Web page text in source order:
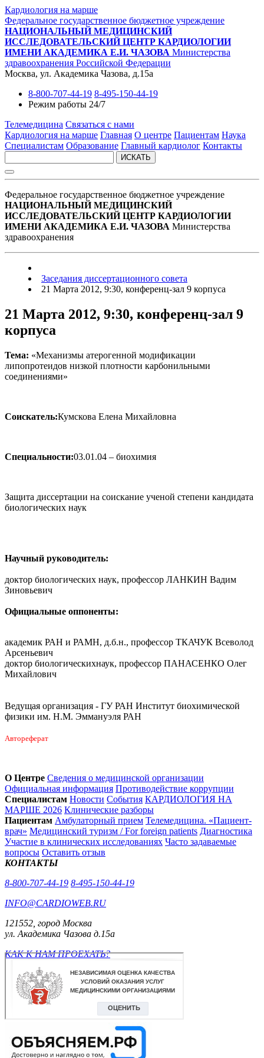
Кардиология на марше
Федеральное государственное бюджетное учреждение
НАЦИОНАЛЬНЫЙ МЕДИЦИНСКИЙ
ИССЛЕДОВАТЕЛЬСКИЙ ЦЕНТР КАРДИОЛОГИИ
ИМЕНИ АКАДЕМИКА Е.И. ЧАЗОВА Министерства
здравоохранения Российской Федерации
Москва, ул. Академика Чазова, д.15а
8-800-707-44-19 8-495-150-44-19
Режим работы 24/7
Телемедицина Связаться с нами
Кардиология на марше Главная О центре Пациентам Наука
Специалистам Образование Главный кардиолог Контакты
ИСКАТЬ
Федеральное государственное бюджетное учреждение
НАЦИОНАЛЬНЫЙ МЕДИЦИНСКИЙ
ИССЛЕДОВАТЕЛЬСКИЙ ЦЕНТР КАРДИОЛОГИИ
ИМЕНИ АКАДЕМИКА Е.И. ЧАЗОВА Министерства
здравоохранения
Заседания диссертационного совета
21 Марта 2012, 9:30, конференц-зал 9 корпуса
21 Марта 2012, 9:30, конференц-зал 9
корпуса
Тема: «Механизмы атерогенной модификации
липопротеидов низкой плотности карбонильными
соединениями»
Соискатель:Кумскова Елена Михайловна
Специальности:03.01.04 – биохимия
Защита диссертации на соискание ученой степени кандидата
биологических наук
Научный руководитель:
доктор биологических наук, профессор ЛАНКИН Вадим
Зиновьевич
Официальные оппоненты:
академик РАН и РАМН, д.б.н., профессор ТКАЧУК Всеволод
Арсеньевич
доктор биологическихнаук, профессор ПАНАСЕНКО Олег
Михайлович
Ведущая организация - ГУ РАН Институт биохимической
физики им. Н.М. Эммануэля РАН
Автореферат
О Центре Сведения о медицинской организации
Официальная информация Противодействие коррупции
Специалистам Новости События КАРДИОЛОГИЯ НА
МАРШЕ 2026 Клинические разборы
Пациентам Амбулаторный прием Телемедицина. «Пациент-
врач» Медицинский туризм / For foreign patients Диагностика
Участие в клинических исследованиях Часто задаваемые
вопросы Оставить отзыв
КОНТАКТЫ
8-800-707-44-19 8-495-150-44-19
INFO@CARDIOWEB.RU
121552, город Москва
ул. Академика Чазова д.15а
КАК К НАМ ПРОЕХАТЬ?